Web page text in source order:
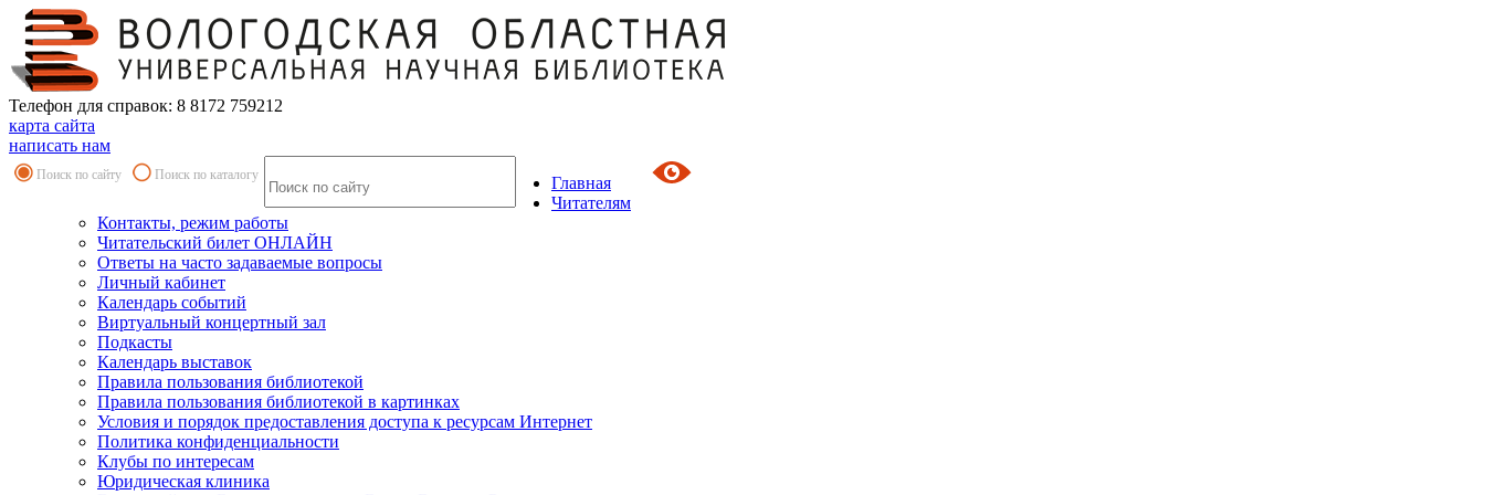
Телефон для справок: 8 8172 759212
карта сайта
написать нам
Поиск по сайту Поиск по каталогу
Главная
Читателям
Контакты, режим работы
Читательский билет ОНЛАЙН
Ответы на часто задаваемые вопросы
Личный кабинет
Календарь событий
Виртуальный концертный зал
Подкасты
Календарь выставок
Правила пользования библиотекой
Правила пользования библиотекой в картинках
Условия и порядок предоставления доступа к ресурсам Интернет
Политика конфиденциальности
Клубы по интересам
Юридическая клиника